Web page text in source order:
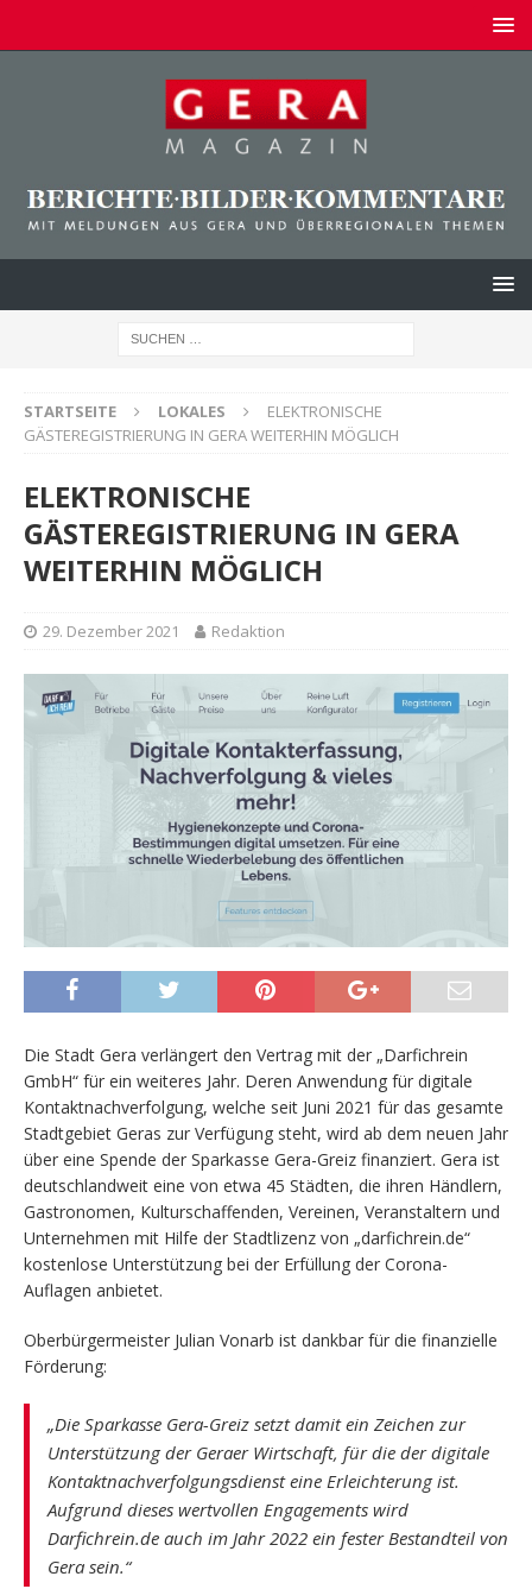
STARTSEITE LOKALES
ELEKTRONISCHE
GÄSTEREGISTRIERUNG IN GERA WEITERHIN MÖGLICH
ELEKTRONISCHE
GÄSTEREGISTRIERUNG IN GERA
WEITERHIN MÖGLICH
29. Dezember 2021 Redaktion
Die Stadt Gera verlängert den Vertrag mit der „Darfichrein
GmbH“ für ein weiteres Jahr. Deren Anwendung für digitale
Kontaktnachverfolgung, welche seit Juni 2021 für das gesamte
Stadtgebiet Geras zur Verfügung steht, wird ab dem neuen Jahr
über eine Spende der Sparkasse Gera-Greiz finanziert. Gera ist
deutschlandweit eine von etwa 45 Städten, die ihren Händlern,
Gastronomen, Kulturschaffenden, Vereinen, Veranstaltern und
Unternehmen mit Hilfe der Stadtlizenz von „darfichrein.de“
kostenlose Unterstützung bei der Erfüllung der Corona-
Auflagen anbietet.
Oberbürgermeister Julian Vonarb ist dankbar für die finanzielle
Förderung:
„Die Sparkasse Gera-Greiz setzt damit ein Zeichen zur
Unterstützung der Geraer Wirtschaft, für die der digitale
Kontaktnachverfolgungsdienst eine Erleichterung ist.
Aufgrund dieses wertvollen Engagements wird
Darfichrein.de auch im Jahr 2022 ein fester Bestandteil von
Gera sein.“